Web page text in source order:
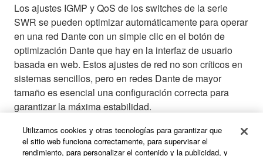
Los ajustes IGMP y QoS de los switches de la serie
SWR se pueden optimizar automáticamente para operar
en una red Dante con un simple clic en el botón de
optimización Dante que hay en la interfaz de usuario
basada en web. Estos ajustes de red no son críticos en
sistemas sencillos, pero en redes Dante de mayor
tamaño es esencial una configuración correcta para
garantizar la máxima estabilidad.
Interfaz gráfica de usuario basada en web (datos
Utilizamos cookies y otras tecnologías para garantizar que
el sitio web funciona correctamente, para supervisar el
rendimiento, para personalizar el contenido y la publicidad, y